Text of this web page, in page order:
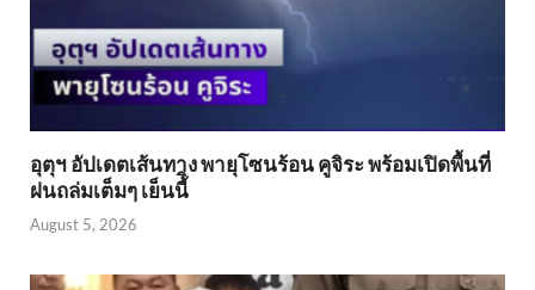
อุตุฯ อัปเดตเส้นทาง พายุโซนร้อน คูจิระ พร้อมเปิดพื้นที่
ฝนถล่มเต็มๆ เย็นนี้ิ
August 5, 2026